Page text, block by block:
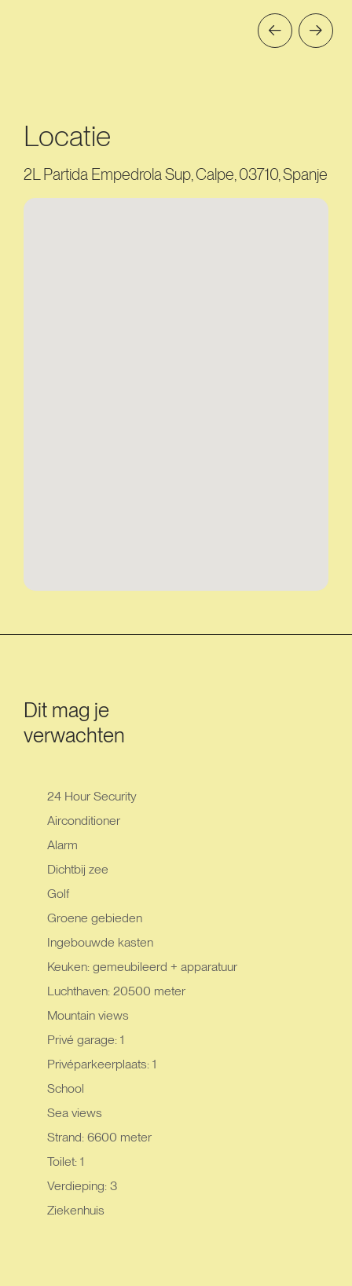
Locatie
2L Partida Empedrola Sup, Calpe, 03710, Spanje
Dit mag je
verwachten
24 Hour Security
Airconditioner
Alarm
Dichtbij zee
Golf
Groene gebieden
Ingebouwde kasten
Keuken: gemeubileerd + apparatuur
Luchthaven: 20500 meter
Mountain views
Privé garage: 1
Privéparkeerplaats: 1
School
Sea views
Strand: 6600 meter
Toilet: 1
Verdieping: 3
Ziekenhuis